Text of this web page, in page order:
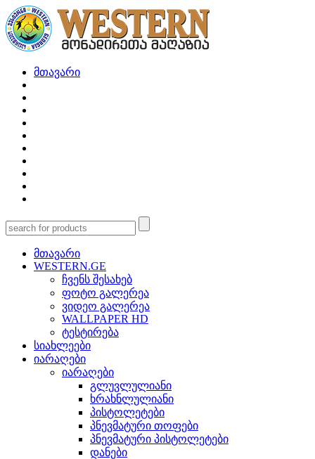
მთავარი
მთავარი
WESTERN.GE
ჩვენს შესახებ
ფოტო გალერეა
ვიდეო გალერეა
WALLPAPER HD
ტესტირება
სიახლეები
იარაღები
იარაღები
გლუვლულიანი
ხრახნლულიანი
პისტოლეტები
პნევმატური თოფები
პნევმატური პისტოლეტები
დანები